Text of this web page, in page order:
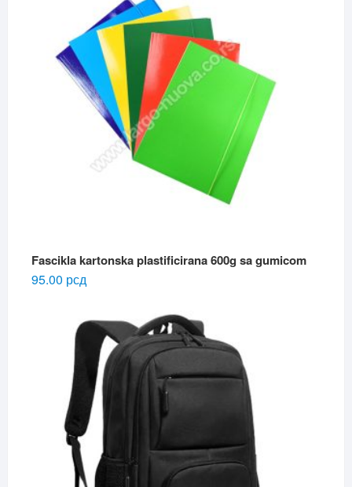
Fascikla kartonska plastificirana 600g sa gumicom
95.00 рсд